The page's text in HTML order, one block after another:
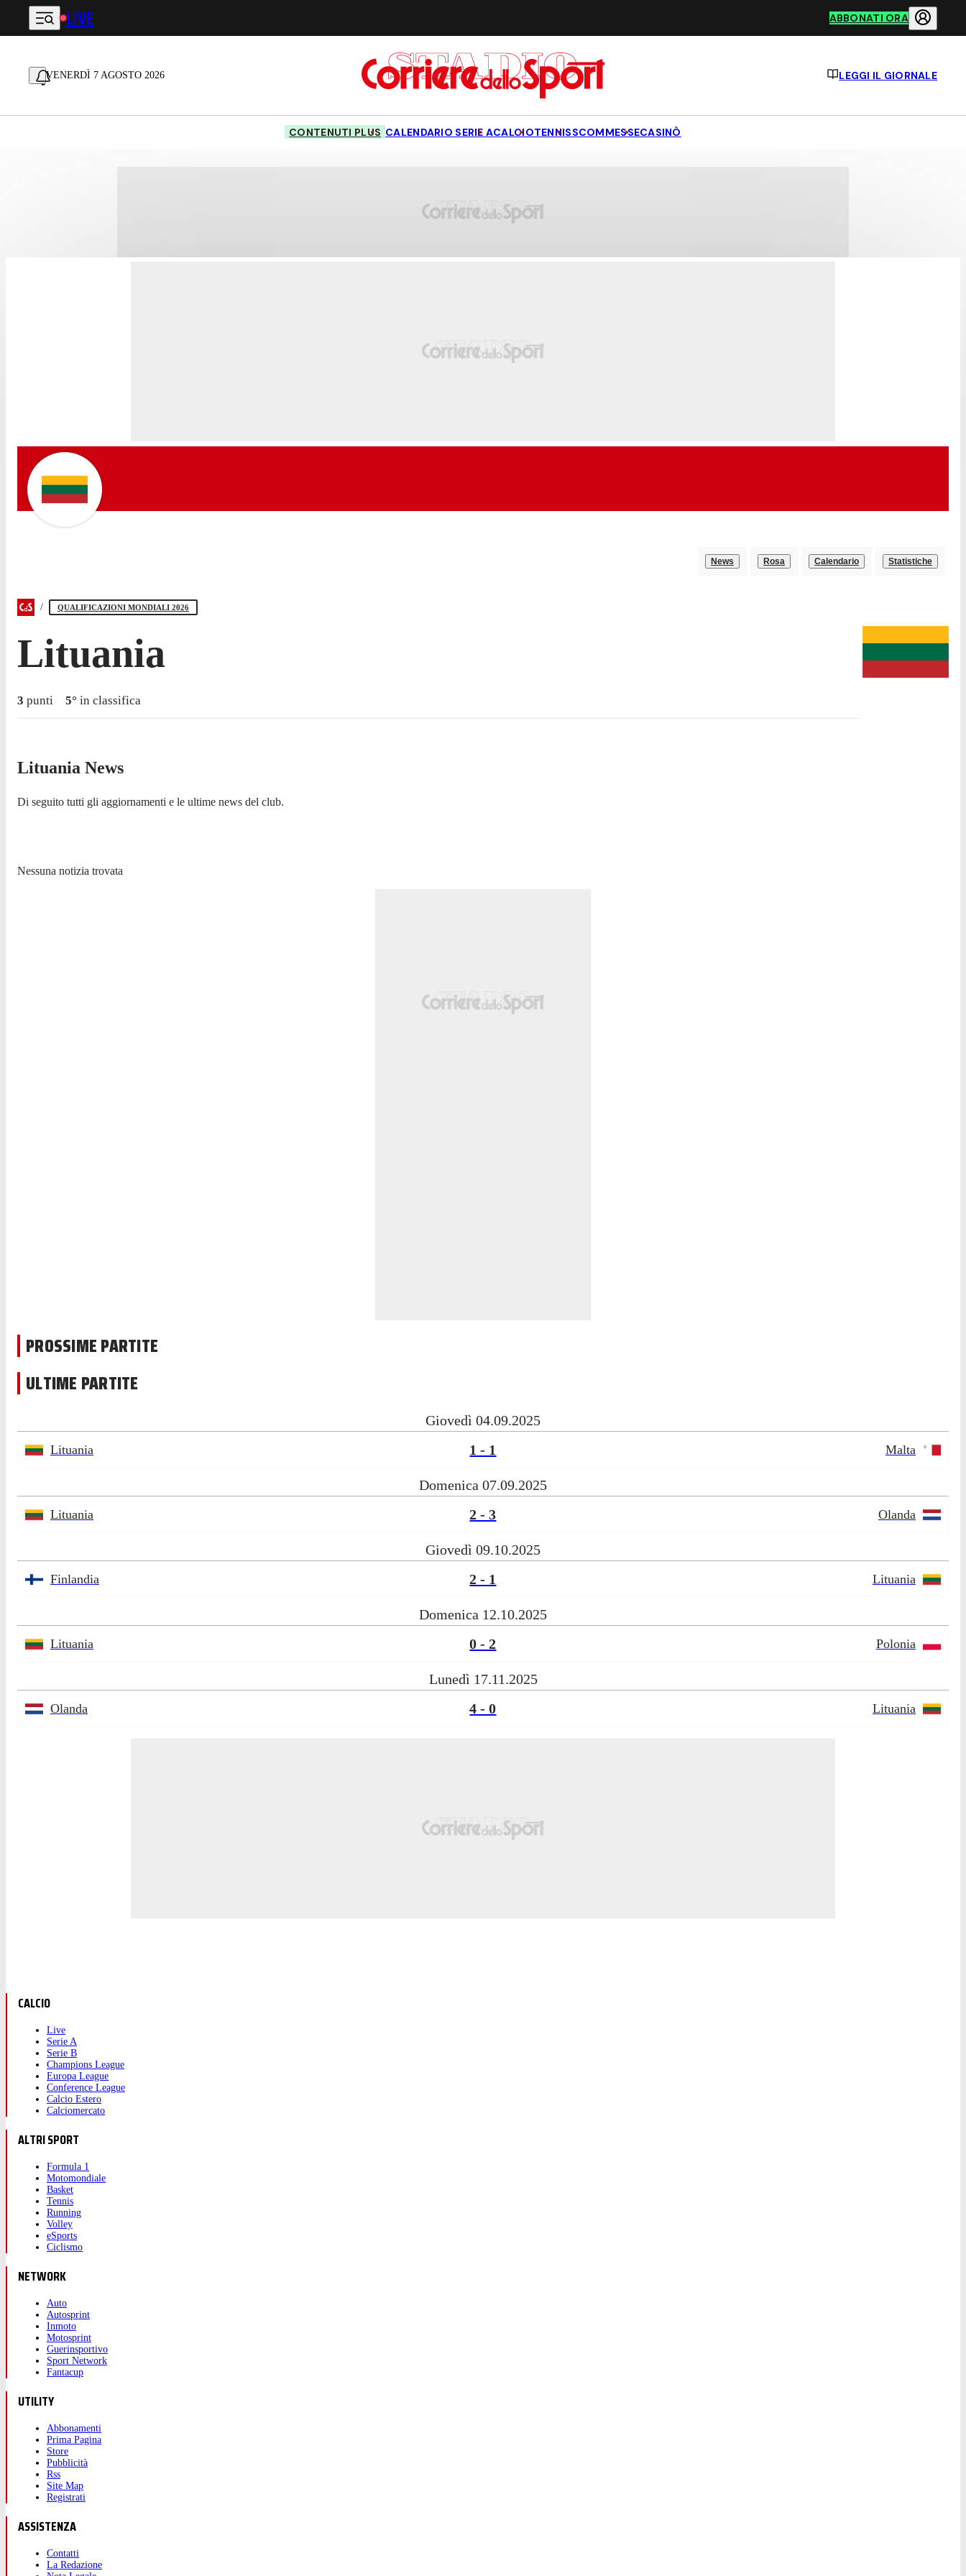
Vai al contenuto principale
LIVE ABBONATI ORA
VENERDÌ 7 AGOSTO 2026 LEGGI IL GIORNALE
CONTENUTI PLUS CALENDARIO SERIE ACALCIOTENNISSCOMMESSECASINÒ
News Rosa Calendario Statistiche
QUALIFICAZIONI MONDIALI 2026
Lituania
3 punti 5° in classifica
Lituania News
Di seguito tutti gli aggiornamenti e le ultime news del club.
Nessuna notizia trovata
PROSSIME PARTITE
ULTIME PARTITE
Giovedì 04.09.2025
Lituania 1 - 1 Malta
Domenica 07.09.2025
Lituania 2 - 3 Olanda
Giovedì 09.10.2025
Finlandia 2 - 1 Lituania
Domenica 12.10.2025
Lituania 0 - 2 Polonia
Lunedì 17.11.2025
Olanda 4 - 0 Lituania
CALCIO
Live
Serie A
Serie B
Champions League
Europa League
Conference League
Calcio Estero
Calciomercato
ALTRI SPORT
Formula 1
Motomondiale
Basket
Tennis
Running
Volley
eSports
Ciclismo
NETWORK
Auto
Autosprint
Inmoto
Motosprint
Guerinsportivo
Sport Network
Fantacup
UTILITY
Abbonamenti
Prima Pagina
Store
Pubblicità
Rss
Site Map
Registrati
ASSISTENZA
Contatti
La Redazione